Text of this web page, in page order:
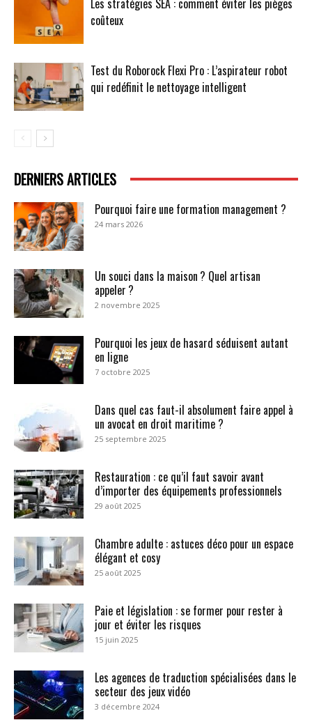
Les stratégies SEA : comment éviter les pièges
coûteux
Test du Roborock Flexi Pro : L’aspirateur robot
qui redéfinit le nettoyage intelligent
DERNIERS ARTICLES
Pourquoi faire une formation management ?
24 mars 2026
Un souci dans la maison ? Quel artisan
appeler ?
2 novembre 2025
Pourquoi les jeux de hasard séduisent autant
en ligne
7 octobre 2025
Dans quel cas faut-il absolument faire appel à
un avocat en droit maritime ?
25 septembre 2025
Restauration : ce qu’il faut savoir avant
d’importer des équipements professionnels
29 août 2025
Chambre adulte : astuces déco pour un espace
élégant et cosy
25 août 2025
Paie et législation : se former pour rester à
jour et éviter les risques
15 juin 2025
Les agences de traduction spécialisées dans le
secteur des jeux vidéo
3 décembre 2024